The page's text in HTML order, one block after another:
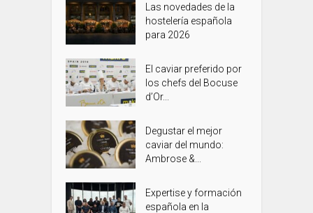
Las novedades de la
hostelería española
para 2026
El caviar preferido por
los chefs del Bocuse
d’Or...
Degustar el mejor
caviar del mundo:
Ambrose &...
Expertise y formación
española en la